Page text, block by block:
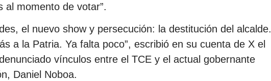
al momento de votar”.
el nuevo show y persecución: la destitución del alcalde.
a la Patria. Ya falta poco”, escribió en su cuenta de X el
vínculos entre el TCE y el actual gobernante
Daniel Noboa.